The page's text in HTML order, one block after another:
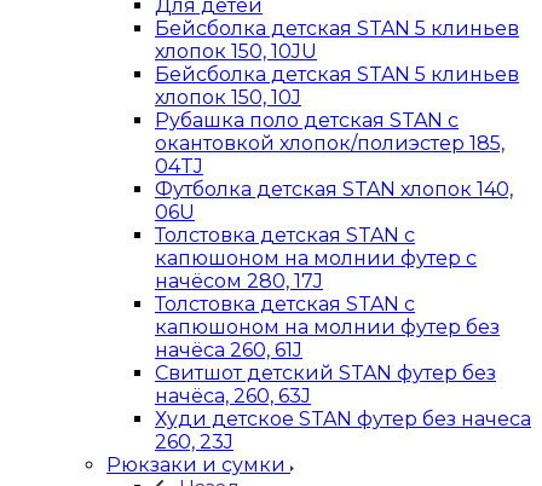
Для детей
Бейсболка детская STAN 5 клиньев
хлопок 150, 10JU
Бейсболка детская STAN 5 клиньев
хлопок 150, 10J
Рубашка поло детская STAN с
окантовкой хлопок/полиэстер 185,
04TJ
Футболка детская STAN хлопок 140,
06U
Толстовка детская STAN с
капюшоном на молнии футер с
начёсом 280, 17J
Толстовка детская STAN с
капюшоном на молнии футер без
начёса 260, 61J
Свитшот детский STAN футер без
начёса, 260, 63J
Худи детское STAN футер без начеса
260, 23J
Рюкзаки и сумки